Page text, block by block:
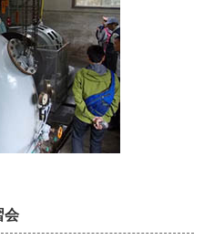
会